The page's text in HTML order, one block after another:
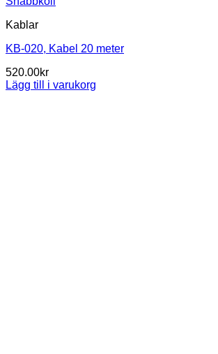
Kablar
KB-020, Kabel 20 meter
520.00kr
Lägg till i varukorg